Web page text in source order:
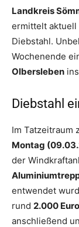
Landkreis
ermittelt aktuell
Diebstahl.
Wochenende
Olbersleben
Diebstahl
Im Tatzeitraum
Montag
der
entwendet
rund 2.000 Euro
anschließend